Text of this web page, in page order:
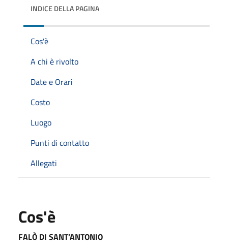
INDICE DELLA PAGINA
Cos'è
A chi è rivolto
Date e Orari
Costo
Luogo
Punti di contatto
Allegati
Cos'è
FALÒ DI SANT’ANTONIO